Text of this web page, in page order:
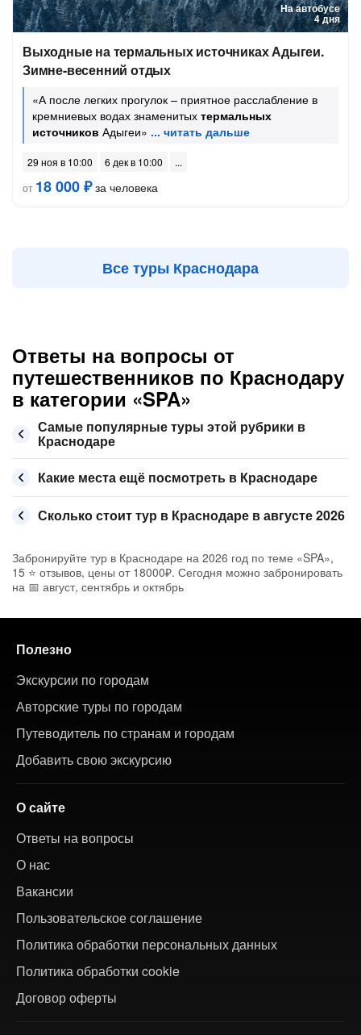
На автобусе
4 дня
Выходные на термальных источниках Адыгеи.
Зимне-весенний отдых
«А после легких прогулок – приятное расслабление в
кремниевых водах знаменитых термальных
источников Адыгеи»
29 ноя в 10:00
6 дек в 10:00
от 18 000 ₽за человека
Все туры Краснодара
Ответы на вопросы от
путешественников по Краснодару
в категории «SPA»
Самые популярные туры этой рубрики в
Краснодаре
Какие места ещё посмотреть в Краснодаре
Сколько стоит тур в Краснодаре в августе 2026
Забронируйте тур в Краснодаре на 2026 год по теме «SPA»,
15 ⭐ отзывов, цены от 18000₽. Сегодня можно забронировать
на 📅 август, сентябрь и октябрь
Полезно
Экскурсии по городам
Авторские туры по городам
Путеводитель по странам и городам
Добавить свою экскурсию
О сайте
Ответы на вопросы
О нас
Вакансии
Пользовательское соглашение
Политика обработки персональных данных
Политика обработки cookie
Договор оферты